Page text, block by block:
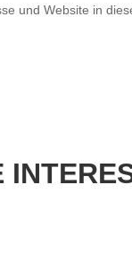
und Website in